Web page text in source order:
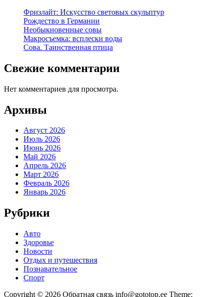
Фризлайт: Искусство световых скульптур
Рождество в Германии
Необыкновенные совы
Макросъемка: всплески воды
Сова. Таинственная птица
Свежие комментарии
Нет комментариев для просмотра.
Архивы
Август 2026
Июль 2026
Июнь 2026
Май 2026
Апрель 2026
Март 2026
Февраль 2026
Январь 2026
Рубрики
Авто
Здоровье
Новости
Отдых и путешествия
Познавательное
Спорт
Copyright © 2026 Обратная связь info@gototop.ee Theme: